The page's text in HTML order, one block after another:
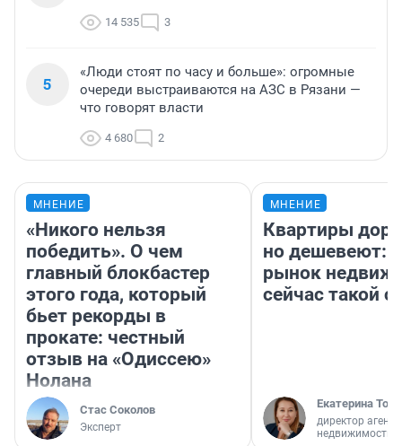
14 535 3
5
«Люди стоят по часу и больше»: огромные
очереди выстраиваются на АЗС в Рязани —
что говорят власти
4 680 2
МНЕНИЕ
«Никого нельзя
победить». О чем
главный блокбастер
этого года, который
бьет рекорды в
прокате: честный
отзыв на «Одиссею»
Нолана
Стас Соколов
Эксперт
МНЕНИЕ
Квартиры
но дешевеют:
рынок
сейчас такой
Екатерина
директор
недвижимости